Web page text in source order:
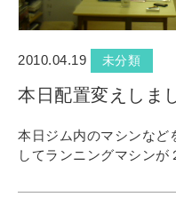
2010.04.19 未分類
本日配置変えしま
本日ジム内のマシンなど
してランニングマシン